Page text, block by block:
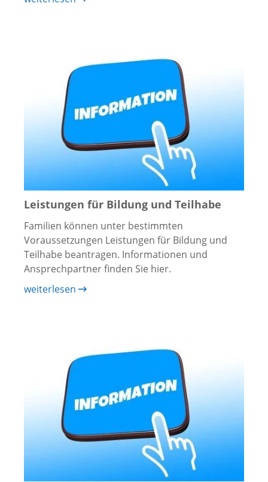
Leistungen für Bildung und Teilhabe
Familien können unter bestimmten
Voraussetzungen Leistungen für Bildung und
Teilhabe beantragen. Informationen und
Ansprechpartner finden Sie hier.
weiterlesen